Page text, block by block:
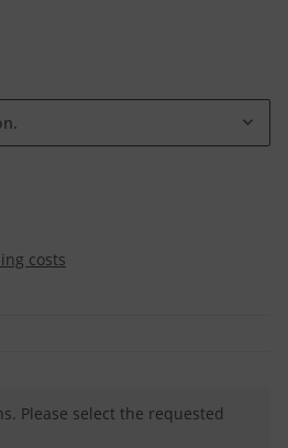
costs
Please select the requested